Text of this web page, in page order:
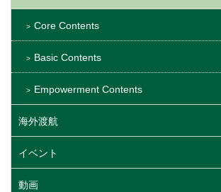
Core Contents
Basic Contents
Empowerment Contents
海外渡航
イベント
動画